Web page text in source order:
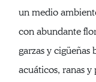
un medio
con abundante
garzas y cigüeñas
acuáticos, ranas y